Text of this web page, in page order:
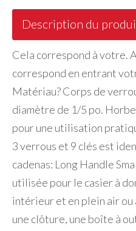
Description du
Cela correspond à votre.
correspond en entrant
Matériau? Corps de
diamètre de 1/5 po.
pour une utilisation
3 verrous et 9 clés est
cadenas: Long Handle
utilisée pour le casier à
intérieur et en plein air ou
une clôture, une boîte à